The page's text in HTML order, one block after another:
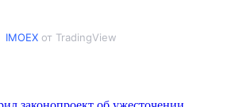
IMOEX от TradingView